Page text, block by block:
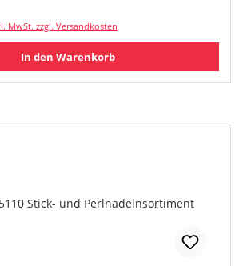
MwSt. zzgl. Versandkosten
In den Warenkorb